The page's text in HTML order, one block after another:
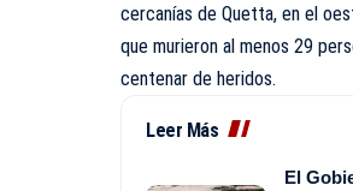
cercanías de Quetta, en el
que murieron al menos 29
centenar de heridos.
Leer Más
El